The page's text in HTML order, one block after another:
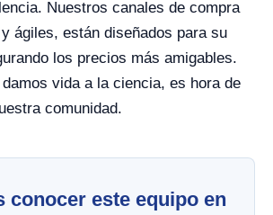
Nuestros canales de compra
ágiles, están diseñados para su
los precios más amigables.
vida a la ciencia, es hora de
comunidad.
conocer este equipo en